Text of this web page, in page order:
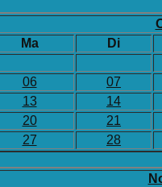
Ma
Di
06
07
13
14
20
21
27 28